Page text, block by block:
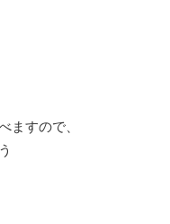
ますので、